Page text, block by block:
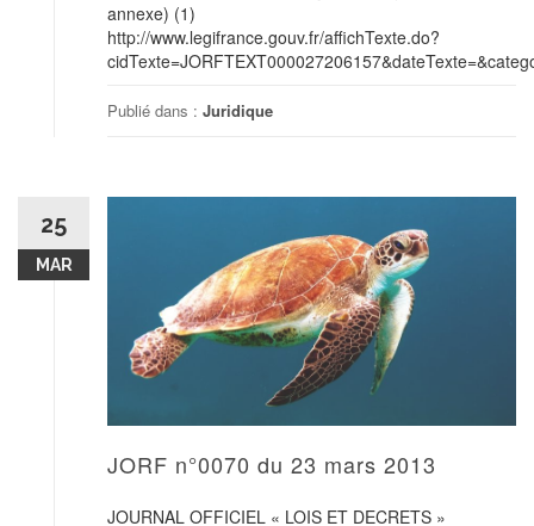
annexe) (1)
http://www.legifrance.gouv.fr/affichTexte.do?
Publié dans : Juridique
25
MAR
JORF n°0070 du 23 mars 2013
JOURNAL OFFICIEL « LOIS ET DECRETS »